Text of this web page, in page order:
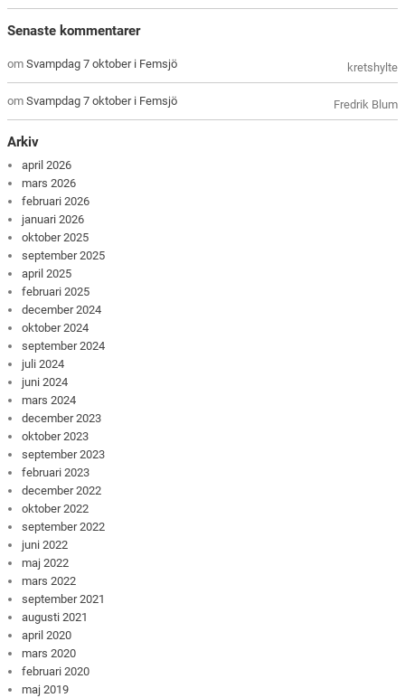
Senaste kommentarer
kretshylte
omSvampdag 7 oktober i Femsjö
Fredrik Blum
omSvampdag 7 oktober i Femsjö
Arkiv
april 2026
mars 2026
februari 2026
januari 2026
oktober 2025
september 2025
april 2025
februari 2025
december 2024
oktober 2024
september 2024
juli 2024
juni 2024
mars 2024
december 2023
oktober 2023
september 2023
februari 2023
december 2022
oktober 2022
september 2022
juni 2022
maj 2022
mars 2022
september 2021
augusti 2021
april 2020
mars 2020
februari 2020
maj 2019